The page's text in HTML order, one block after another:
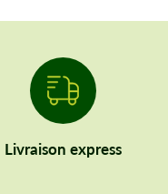
Livraison express